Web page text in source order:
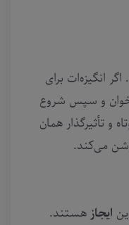
انگیزه‌‌ات برای
و سپس شروع
تأثیرگذار همان
می‌کند.
ایجاز هستند.